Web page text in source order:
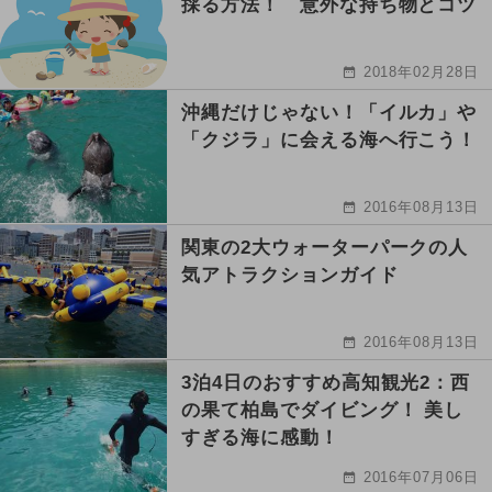
採る方法！ 意外な持ち物とコツ
2018年02月28日
沖縄だけじゃない！「イルカ」や
「クジラ」に会える海へ行こう！
2016年08月13日
関東の2大ウォーターパークの人
気アトラクションガイド
2016年08月13日
3泊4日のおすすめ高知観光2：西
の果て柏島でダイビング！ 美し
すぎる海に感動！
2016年07月06日